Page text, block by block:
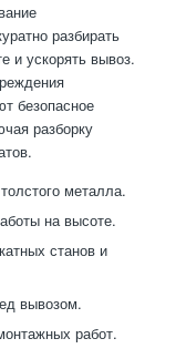
разбирать
и ускорять вывоз.
безопасное
разборку
металла.
на высоте.
станов и
вывозом.
работ.